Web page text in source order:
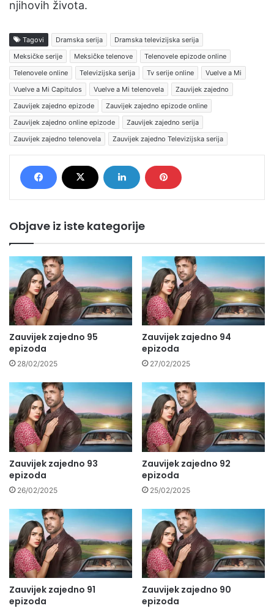
njihovih života.
Tagovi Dramska serija
Dramska televizijska serija
Meksičke serije
Meksičke telenove
Telenovele epizode online
Telenovele online
Televizijska serija Tv serije online
Vuelve a Mi
Vuelve a Mi Capitulos
Vuelve a Mi telenovela
Zauvijek zajedno
Zauvijek zajedno epizode
Zauvijek zajedno epizode online
Zauvijek zajedno online epizode
Zauvijek zajedno serija
Zauvijek zajedno telenovela
Zauvijek zajedno Televizijska serija
Objave iz iste kategorije
Zauvijek zajedno 95
epizoda
28/02/2025
Zauvijek zajedno 94
epizoda
27/02/2025
Zauvijek zajedno 93
epizoda
26/02/2025
Zauvijek zajedno 92
epizoda
25/02/2025
Zauvijek zajedno 91
epizoda
Zauvijek zajedno 90
epizoda